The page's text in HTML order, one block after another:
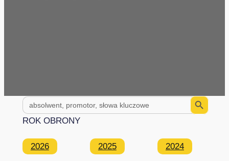
Search
for:
Search Button
ROK OBRONY
2026 2025 2024